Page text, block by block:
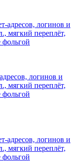
логинов и
мягкий переплёт,
фольгой